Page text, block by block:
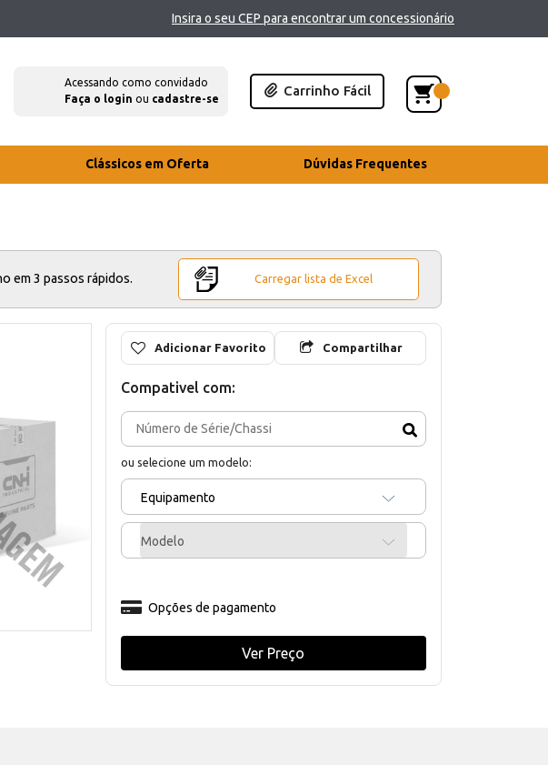
Insira o seu CEP para encontrar um concessionário
Acessando como convidado
Faça o login ou cadastre-se
Carrinho Fácil
Clássicos em Oferta Dúvidas Frequentes
em 3 passos rápidos. Carregar lista de Excel
Adicionar Favorito Compartilhar
Compativel com:
ou selecione um modelo:
Equipamento
Modelo
Opções de pagamento
Ver Preço